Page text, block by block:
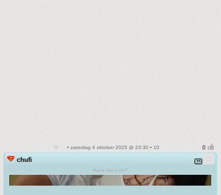
• zaterdag 4 oktober 2025 @ 23:30 • 10
chufi
Hace frio o no?